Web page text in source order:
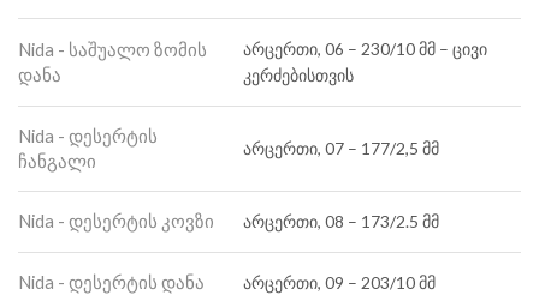
Nida - საშუალო ზომის
დანა
არცერთი, 06 – 230/10 მმ – ცივი
კერძებისთვის
Nida - დესერტის
ჩანგალი
არცერთი, 07 – 177/2,5 მმ
Nida - დესერტის კოვზი არცერთი, 08 – 173/2.5 მმ
Nida - დესერტის დანა არცერთი, 09 – 203/10 მმ